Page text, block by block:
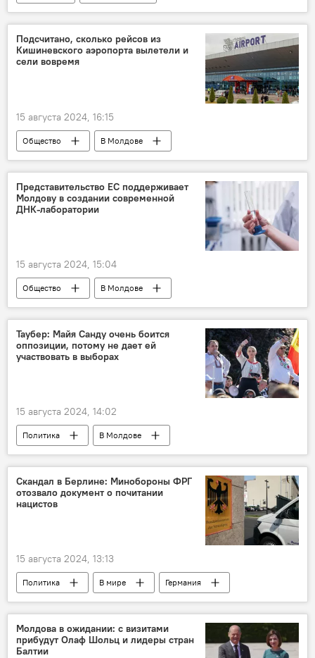
Подсчитано, сколько рейсов из
Кишиневского аэропорта вылетели и
сели вовремя
15 августа 2024, 16:15
Общество
В Молдове
Кишиневский международный эропорт
Представительство ЕС поддерживает
Молдову в создании современной
ДНК-лаборатории
15 августа 2024, 15:04
Общество
В Молдове
Европейский союз
Литва ДНК
Таубер: Майя Санду очень боится
оппозиции, потому не дает ей
участвовать в выборах
15 августа 2024, 14:02
Политика
В Молдове
Блок "Победа"
Марина Таубер
Скандал в Берлине: Минобороны ФРГ
отозвало документ о почитании
нацистов
15 августа 2024, 13:13
Политика В мире Германия
Молдова в ожидании: с визитами
прибудут Олаф Шольц и лидеры стран
Балтии